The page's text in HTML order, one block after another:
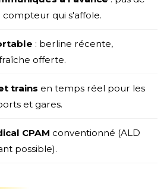
compteur qui s'affole.
: berline récente,
offerte.
trains en temps réel pour les
et gares.
CPAM conventionné (ALD
possible).